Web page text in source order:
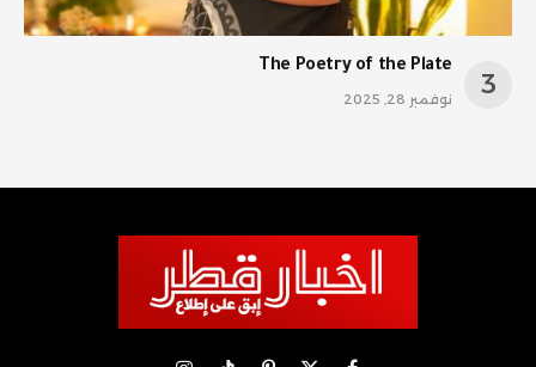
The Poetry of the Plate
نوفمبر 28, 2025